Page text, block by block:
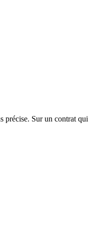
précise. Sur un contrat qui